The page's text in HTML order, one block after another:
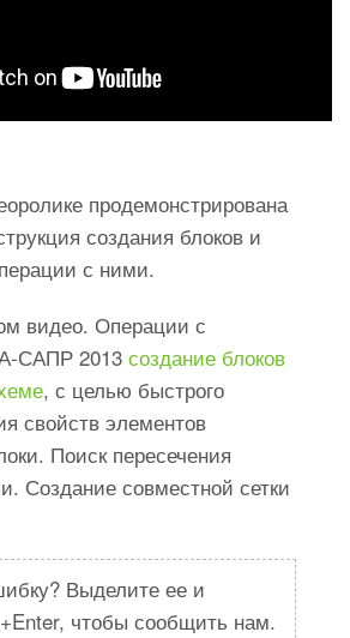
продемонстрирована
создания блоков и
с ними.
видео. Операции с
САПР 2013 создание блоков
, с целью быстрого
свойств элементов
Поиск пересечения
Создание совместной сетки
Выделите ее и
чтобы сообщить нам.